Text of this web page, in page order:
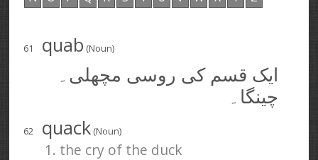
61 quab (Noun)
ایک قسم کی روسی مچھلی۔
چینگا۔
62 quack (Noun)
1. the cry of the duck